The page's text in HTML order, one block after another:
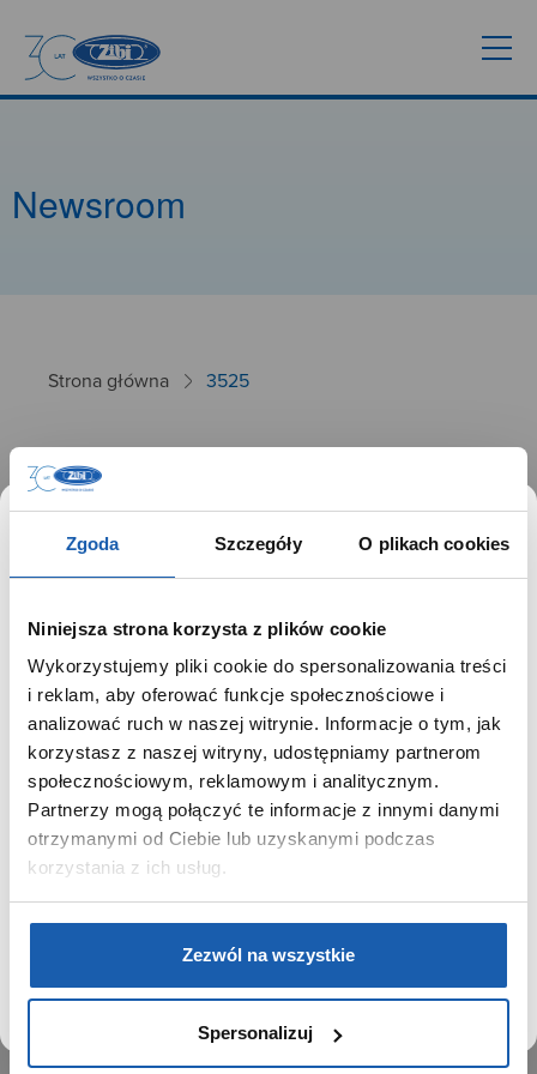
Zgoda Szczegóły O plikach cookies
Niniejsza strona korzysta z plików cookie
Wykorzystujemy pliki cookie do spersonalizowania treści
i reklam, aby oferować funkcje społecznościowe i
analizować ruch w naszej witrynie. Informacje o tym, jak
korzystasz z naszej witryny, udostępniamy partnerom
społecznościowym, reklamowym i analitycznym.
Partnerzy mogą połączyć te informacje z innymi danymi
otrzymanymi od Ciebie lub uzyskanymi podczas
korzystania z ich usług.
Zezwól na wszystkie
Spersonalizuj
Newsroom
Strona główna 3525
3525
26.09.2024
GRUPA ZIBI
Historia
Misja, wizja i wartości Grupy Zibi
Ważne daty
Kariera
Zgoda na ciasteczka
PRODUKTY
Kalkulatory
SIECI SPRZEDAŻY
SZANOWNY UŻYTKOWNIKU,
SZANOWNA UŻYTKOWNICZKO
Używamy plików cookie w celach analitycznych,
statystycznych i marketingowych, w tym aby analizować
ruch w tej witrynie, optymalizować jej działanie oraz
zapamiętywać Twoje preferencje.